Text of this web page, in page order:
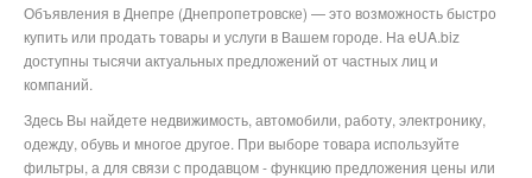
Объявления в Днепре (Днепропетровске) — это возможность быстро
купить или продать товары и услуги в Вашем городе. На eUA.biz
доступны тысячи актуальных предложений от частных лиц и
компаний.
Здесь Вы найдете недвижимость, автомобили, работу, электронику,
одежду, обувь и многое другое. При выборе товара используйте
фильтры, а для связи с продавцом - функцию предложения цены или